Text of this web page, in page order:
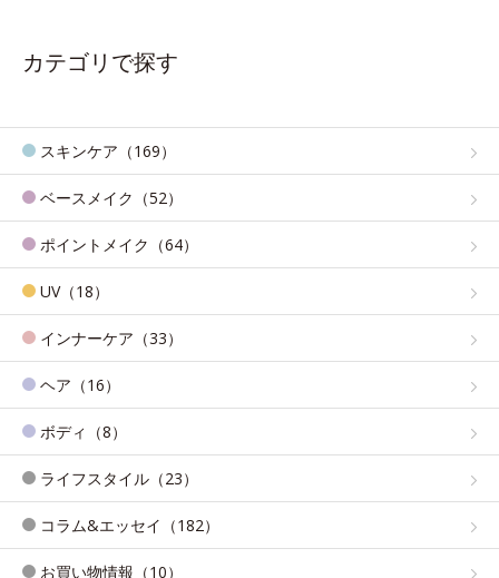
カテゴリで探す
スキンケア（169）
ベースメイク（52）
ポイントメイク（64）
UV（18）
インナーケア（33）
ヘア（16）
ボディ（8）
ライフスタイル（23）
コラム&エッセイ（182）
お買い物情報（10）